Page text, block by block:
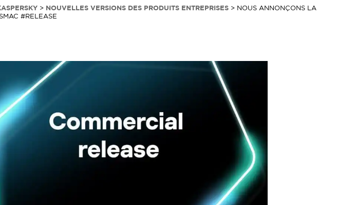
> NOUVELLES VERSIONS DES PRODUITS ENTREPRISES > NOUS ANNONÇONS LA
#RELEASE